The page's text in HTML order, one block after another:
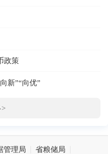
政策
新”“向优”
>
管理局
省粮储局